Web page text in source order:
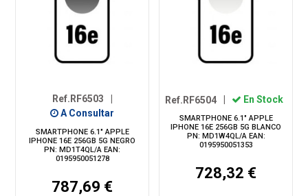
Ref.RF6503
|
A Consultar
SMARTPHONE 6.1" APPLE
IPHONE 16E 256GB 5G NEGRO
PN: MD1T4QL/A EAN:
0195950051278
787,69 €
Ref.RF6504 En Stock
SMARTPHONE 6.1" APPLE
IPHONE 16E 256GB 5G BLANCO
PN: MD1W4QL/A EAN:
0195950051353
728,32 €